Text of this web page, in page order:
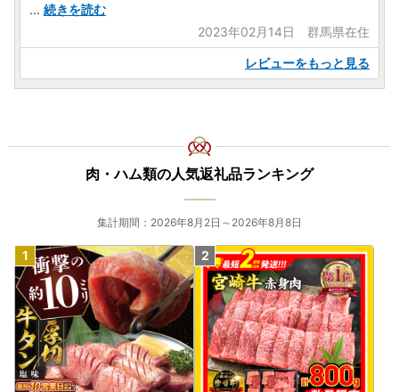
... 続きを読む
2023年02月14日 群馬県在住
レビューをもっと見る
肉・ハム類の人気返礼品ランキング
集計期間：2026年8月2日～2026年8月8日